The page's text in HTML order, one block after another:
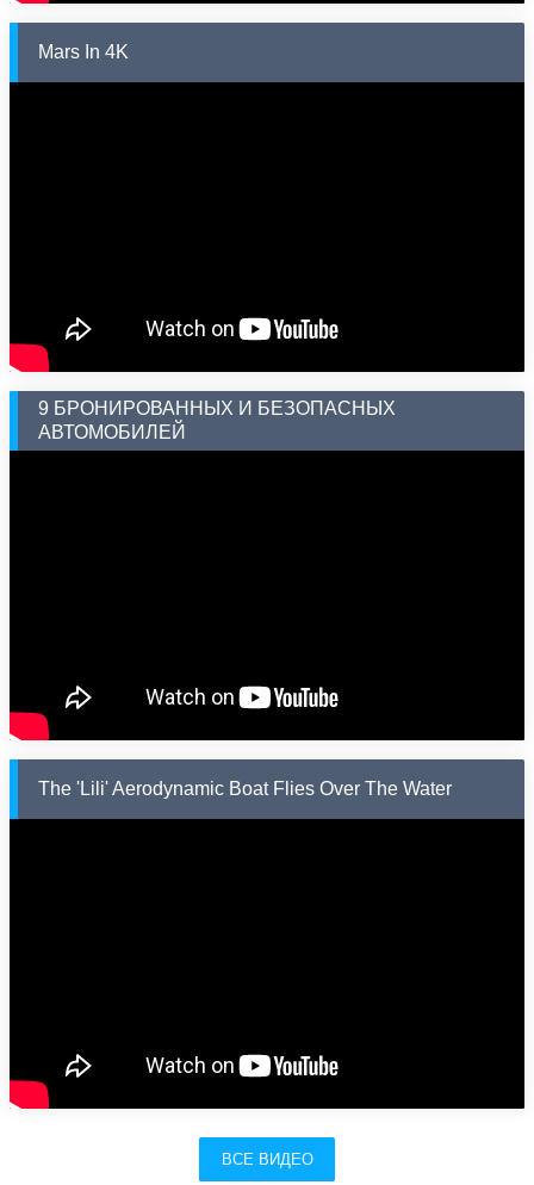
Mars In 4K
9 БРОНИРОВАННЫХ И БЕЗОПАСНЫХ
АВТОМОБИЛЕЙ
The 'Lili' Aerodynamic Boat Flies Over The Water
ВСЕ ВИДЕО